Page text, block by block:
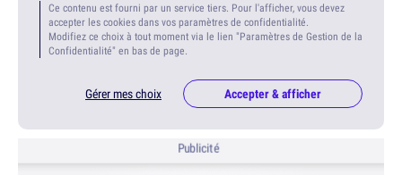
Ce contenu est fourni par un service tiers. Pour l'afficher, vous devez
accepter les cookies dans vos paramètres de confidentialité.
Modifiez ce choix à tout moment via le lien "Paramètres de Gestion de la
Confidentialité" en bas de page.
Gérer mes choix Accepter & afficher
Publicité